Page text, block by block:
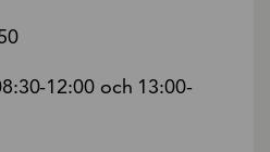
12:00 och 13:00-